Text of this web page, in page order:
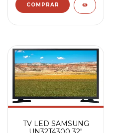
TV LED SAMSUNG